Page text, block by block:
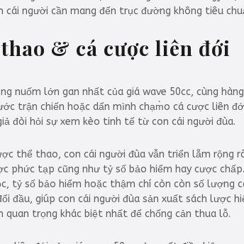
cái người cần mang đến trục đường không tiêu
& cá cược liên đới
nuốm lớn gan nhất của giá wave 50cc, cùng
trận chiến hoặc dấn mình chạm̀o cá cược liên
đòi hỏi sự xem kèo tinh tế từ con cái người đùa.
thể thao, con cái người đùa vẫn triển lẵm
phức tạp cũng như tỷ số bảo hiểm hay cược
tỷ số bảo hiểm hoặc thậm chí còn còn số
đầu, giúp con cái người đùa sản xuất sách lược
quan trọng khác biệt nhất để chống cản thua lỗ.